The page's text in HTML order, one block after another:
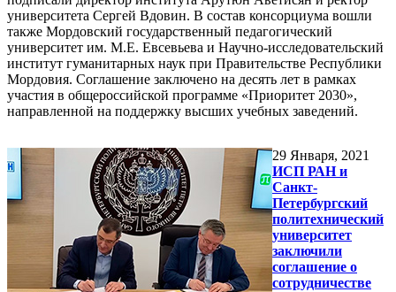
университета Сергей Вдовин. В состав консорциума вошли
также Мордовский государственный педагогический
университет им. М.Е. Евсевьева и Научно-исследовательский
институт гуманитарных наук при Правительстве Республики
Мордовия. Соглашение заключено на десять лет в рамках
участия в общероссийской программе «Приоритет 2030»,
направленной на поддержку высших учебных заведений.
29 Января, 2021
ИСП РАН и
Санкт-
Петербургский
политехнический
университет
заключили
соглашение о
сотрудничестве